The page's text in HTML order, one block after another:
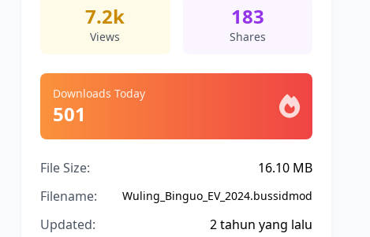
7.2k
Views
183
Shares
Downloads Today
501
File Size:
16.10 MB
Filename:
Wuling_Binguo_EV_2024.bussidmod
Updated: 2 tahun yang lalu